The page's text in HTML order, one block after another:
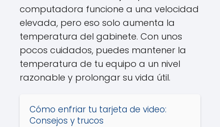
computadora funcione a una velocidad
elevada, pero eso solo aumenta la
temperatura del gabinete. Con unos
pocos cuidados, puedes mantener la
temperatura de tu equipo a un nivel
razonable y prolongar su vida útil.
Cómo enfriar tu tarjeta de video:
Consejos y trucos